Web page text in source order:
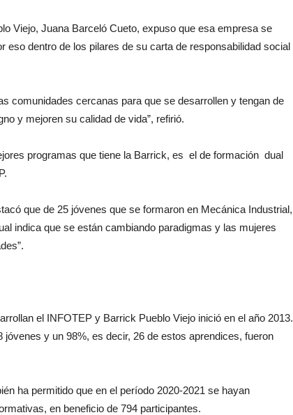
Viejo, Juana Barceló Cueto, expuso que esa empresa se
eso dentro de los pilares de su carta de responsabilidad social
comunidades cercanas para que se desarrollen y tengan de
y mejoren su calidad de vida”, refirió.
programas que tiene la Barrick, es el de formación dual
que de 25 jóvenes que se formaron en Mecánica Industrial,
indica que se están cambiando paradigmas y las mujeres
el INFOTEP y Barrick Pueblo Viejo inició en el año 2013.
jóvenes y un 98%, es decir, 26 de estos aprendices, fueron
ha permitido que en el período 2020-2021 se hayan
en beneficio de 794 participantes.